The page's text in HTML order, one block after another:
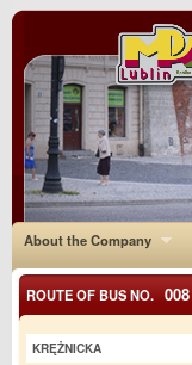
About the Company
ROUTE OF BUS NO. 008
KRĘŻNICKA